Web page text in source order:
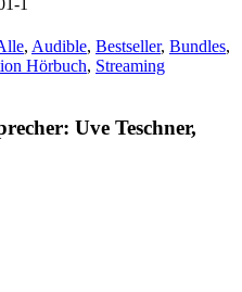
1
, Audible, Bestseller, Bundles,
Hörbuch, Streaming
Uve Teschner,